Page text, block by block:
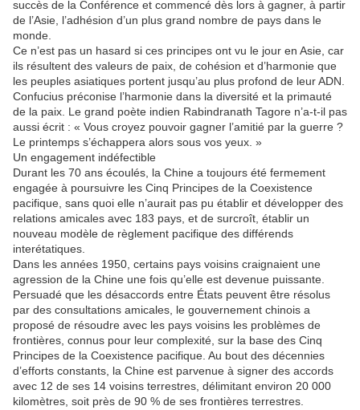
succès de la Conférence et commencé dès lors à gagner, à partir
de l’Asie, l’adhésion d’un plus grand nombre de pays dans le
monde.
Ce n’est pas un hasard si ces principes ont vu le jour en Asie, car
ils résultent des valeurs de paix, de cohésion et d’harmonie que
les peuples asiatiques portent jusqu’au plus profond de leur ADN.
Confucius préconise l’harmonie dans la diversité et la primauté
de la paix. Le grand poète indien Rabindranath Tagore n’a-t-il pas
aussi écrit : « Vous croyez pouvoir gagner l’amitié par la guerre ?
Le printemps s’échappera alors sous vos yeux. »
Un engagement indéfectible
Durant les 70 ans écoulés, la Chine a toujours été fermement
engagée à poursuivre les Cinq Principes de la Coexistence
pacifique, sans quoi elle n’aurait pas pu établir et développer des
relations amicales avec 183 pays, et de surcroît, établir un
nouveau modèle de règlement pacifique des différends
interétatiques.
Dans les années 1950, certains pays voisins craignaient une
agression de la Chine une fois qu’elle est devenue puissante.
Persuadé que les désaccords entre États peuvent être résolus
par des consultations amicales, le gouvernement chinois a
proposé de résoudre avec les pays voisins les problèmes de
frontières, connus pour leur complexité, sur la base des Cinq
Principes de la Coexistence pacifique. Au bout des décennies
d’efforts constants, la Chine est parvenue à signer des accords
avec 12 de ses 14 voisins terrestres, délimitant environ 20 000
kilomètres, soit près de 90 % de ses frontières terrestres.